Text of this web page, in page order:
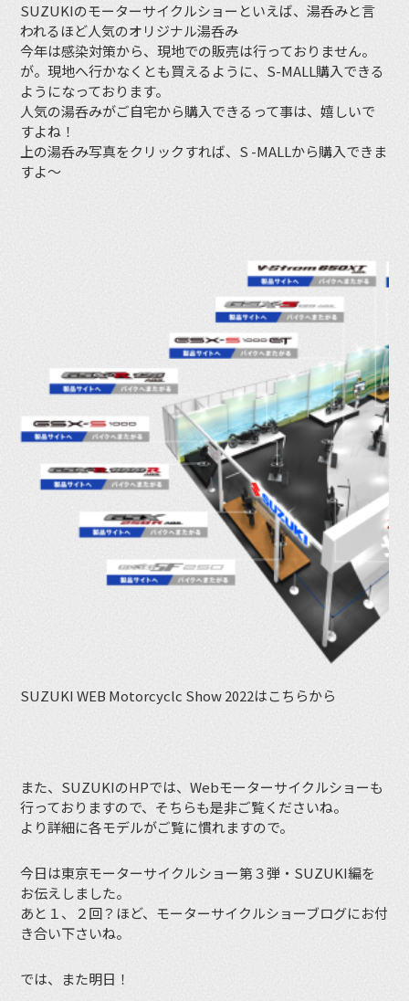
SUZUKIのモーターサイクルショーといえば、湯呑みと言
われるほど人気のオリジナル湯呑み
今年は感染対策から、現地での販売は行っておりません。
が。現地へ行かなくとも買えるように、S-MALL購入できる
ようになっております。
人気の湯呑みがご自宅から購入できるって事は、嬉しいで
すよね！
上の湯呑み写真をクリックすれば、S -MALLから購入できま
すよ〜
SUZUKI WEB Motorcyclc Show 2022はこちらから
また、SUZUKIのHPでは、Webモーターサイクルショーも
行っておりますので、そちらも是非ご覧くださいね。
より詳細に各モデルがご覧に慣れますので。
今日は東京モーターサイクルショー第３弾・SUZUKI編を
お伝えしました。
あと１、２回？ほど、モーターサイクルショーブログにお付
き合い下さいね。
では、また明日！